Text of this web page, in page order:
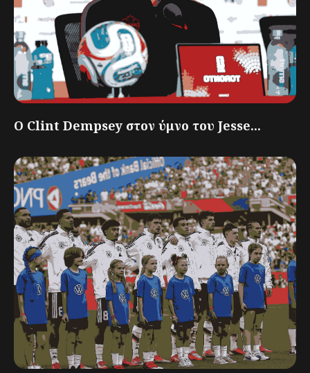
Ο Clint Dempsey στον ύμνο του Jesse...